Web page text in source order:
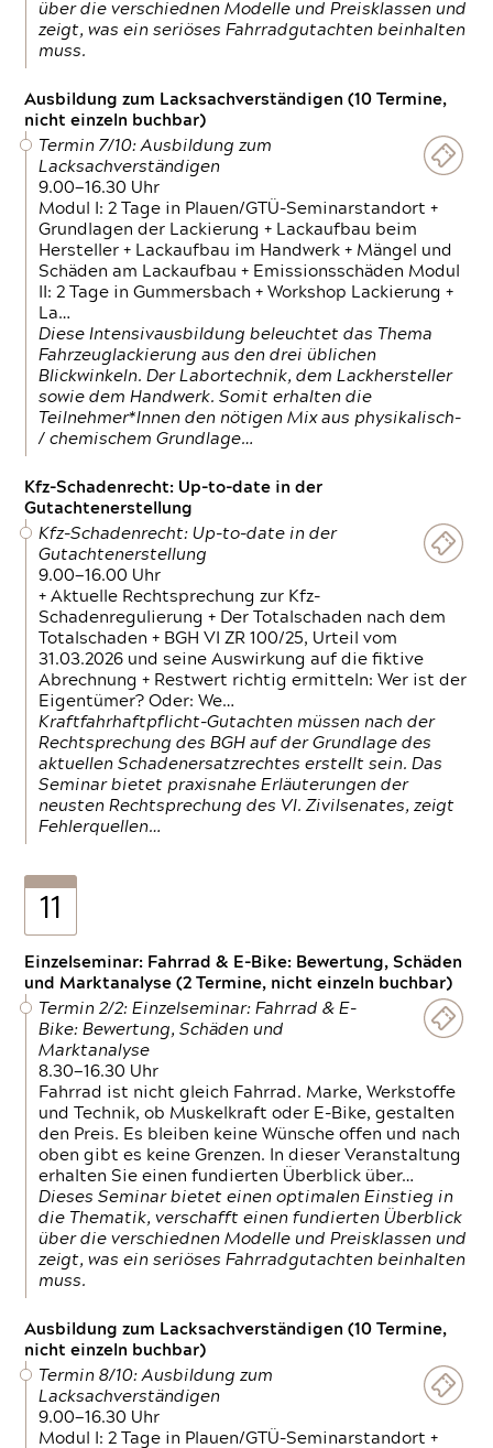
über die verschiednen Modelle und Preisklassen und
zeigt, was ein seriöses Fahrradgutachten beinhalten
muss.
Ausbildung zum Lacksachverständigen (10 Termine,
nicht einzeln buchbar)
Termin 7/10: Ausbildung zum
Lacksachverständigen
9.00—16.30 Uhr
Modul I: 2 Tage in Plauen/GTÜ-Seminarstandort +
Grundlagen der Lackierung + Lackaufbau beim
Hersteller + Lackaufbau im Handwerk + Mängel und
Schäden am Lackaufbau + Emissionsschäden Modul
II: 2 Tage in Gummersbach + Workshop Lackierung +
La…
Diese Intensivausbildung beleuchtet das Thema
Fahrzeuglackierung aus den drei üblichen
Blickwinkeln. Der Labortechnik, dem Lackhersteller
sowie dem Handwerk. Somit erhalten die
Teilnehmer*Innen den nötigen Mix aus physikalisch-
/ chemischem Grundlage…
Kfz-Schadenrecht: Up-to-date in der
Gutachtenerstellung
Kfz-Schadenrecht: Up-to-date in der
Gutachtenerstellung
9.00—16.00 Uhr
+ Aktuelle Rechtsprechung zur Kfz-
Schadenregulierung + Der Totalschaden nach dem
Totalschaden + BGH VI ZR 100/25, Urteil vom
31.03.2026 und seine Auswirkung auf die fiktive
Abrechnung + Restwert richtig ermitteln: Wer ist der
Eigentümer? Oder: We…
Kraftfahrhaftpflicht-Gutachten müssen nach der
Rechtsprechung des BGH auf der Grundlage des
aktuellen Schadenersatzrechtes erstellt sein. Das
Seminar bietet praxisnahe Erläuterungen der
neusten Rechtsprechung des VI. Zivilsenates, zeigt
Fehlerquellen…
11
Einzelseminar: Fahrrad & E-Bike: Bewertung, Schäden
und Marktanalyse (2 Termine, nicht einzeln buchbar)
Termin 2/2: Einzelseminar: Fahrrad & E-
Bike: Bewertung, Schäden und
Marktanalyse
8.30—16.30 Uhr
Fahrrad ist nicht gleich Fahrrad. Marke, Werkstoffe
und Technik, ob Muskelkraft oder E-Bike, gestalten
den Preis. Es bleiben keine Wünsche offen und nach
oben gibt es keine Grenzen. In dieser Veranstaltung
erhalten Sie einen fundierten Überblick über…
Dieses Seminar bietet einen optimalen Einstieg in
die Thematik, verschafft einen fundierten Überblick
über die verschiednen Modelle und Preisklassen und
zeigt, was ein seriöses Fahrradgutachten beinhalten
muss.
Ausbildung zum Lacksachverständigen (10 Termine,
nicht einzeln buchbar)
Termin 8/10: Ausbildung zum
Lacksachverständigen
9.00—16.30 Uhr
Modul I: 2 Tage in Plauen/GTÜ-Seminarstandort +